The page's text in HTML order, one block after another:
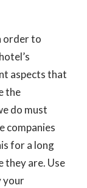
order to
aspects that
the
do must
companies
for a long
they are. Use
your